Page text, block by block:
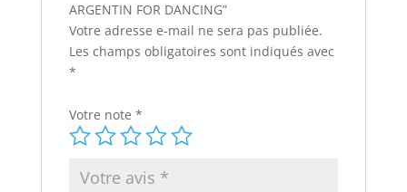
ARGENTIN FOR DANCING”
Votre adresse e-mail ne sera pas publiée.
Les champs obligatoires sont indiqués avec
*
Votre note *